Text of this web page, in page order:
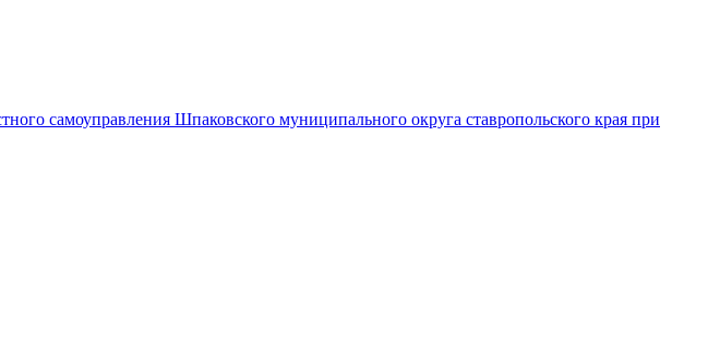
самоуправления Шпаковского муниципального округа ставропольского края при